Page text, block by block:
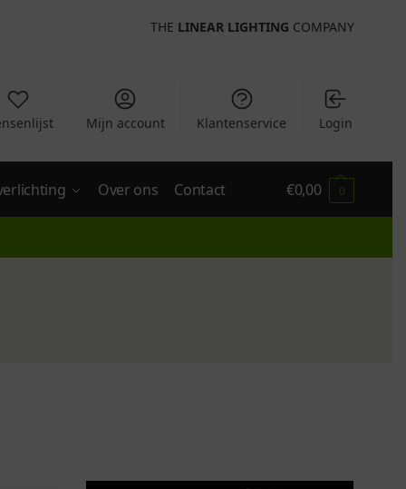
THE LINEAR LIGHTING COMPANY
Mijn account Klantenservice Login
Over ons Contact €0,00 0